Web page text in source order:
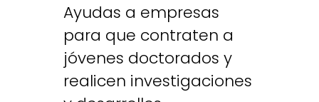
Ayudas a empresas
para que contraten a
jóvenes doctorados y
realicen investigaciones